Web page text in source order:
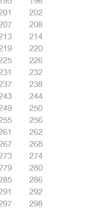
202
208
214
220
226
232
238
244
250
256
262
268
274
280
286
292
298